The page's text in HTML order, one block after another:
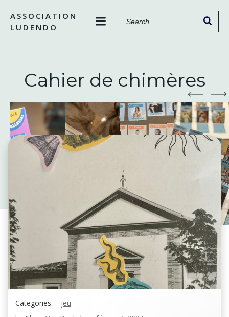
contenu
ASSOCIATION
LUDENDO
Cahier de chimères
Categories:
jeu